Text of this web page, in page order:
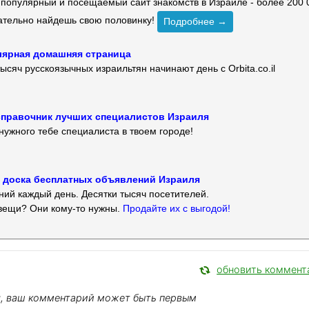
и посещаемый сайт знакомств в Израиле - более 200
найдешь свою половинку!
Подробнее →
домашняя страница
русскоязычных израильтян начинают день с Orbita.co.il
лучших специалистов Израиля
тебе специалиста в твоем городе!
бесплатных объявлений Израиля
каждый день. Десятки тысяч посетителей.
Они кому-то нужны. Продайте их с выгодой!
обновить
ваш комментарий может быть первым